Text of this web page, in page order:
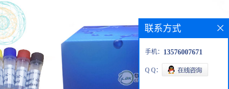
联系方式
手机： 13576007671
Q Q：